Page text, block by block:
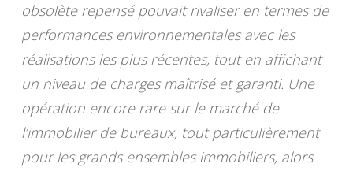
obsolète repensé pouvait rivaliser en termes de
performances environnementales avec les
réalisations les plus récentes, tout en affichant
un niveau de charges maîtrisé et garanti. Une
opération encore rare sur le marché de
l’immobilier de bureaux, tout particulièrement
pour les grands ensembles immobiliers, alors